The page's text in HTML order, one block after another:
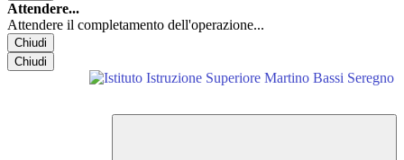
Attendere...
Attendere il completamento dell'operazione...
Chiudi
Chiudi